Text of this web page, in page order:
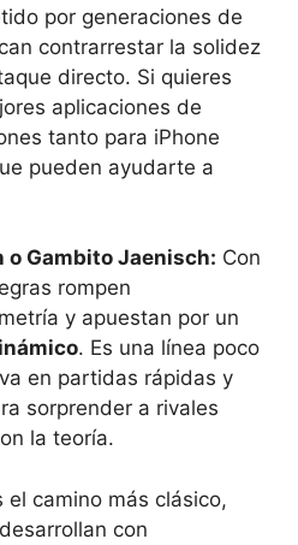
por generaciones de
contrarrestar la solidez
directo. Si quieres
aplicaciones de
tanto para iPhone
pueden ayudarte a
o Gambito Jaenisch: Con
rompen
y apuestan por un
. Es una línea poco
en partidas rápidas y
sorprender a rivales
la teoría.
el camino más clásico,
con